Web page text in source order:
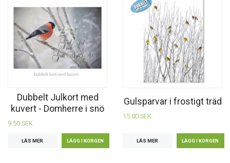
Dubbelt Julkort med
kuvert - Domherre i snö
9.50 SEK
LÄS MER
Gulsparvar i frostigt träd
15.00 SEK
LÄS MER